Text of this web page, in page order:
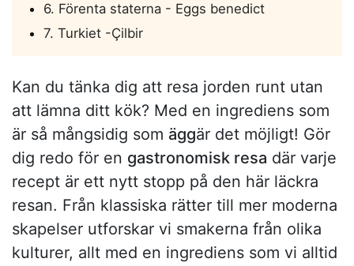
6. Förenta staterna - Eggs benedict
7. Turkiet -Çilbir
Kan du tänka dig att resa jorden runt utan
att lämna ditt kök? Med en ingrediens som
är så mångsidig som äggär det möjligt! Gör
dig redo för en gastronomisk resa där varje
recept är ett nytt stopp på den här läckra
resan. Från klassiska rätter till mer moderna
skapelser utforskar vi smakerna från olika
kulturer, allt med en ingrediens som vi alltid